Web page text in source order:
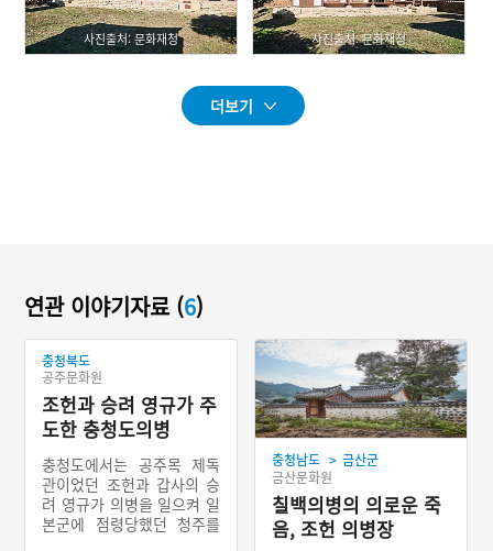
사진출처: 문화재청 사진출처: 문화재청
더보기
연관 이야기자료 (6)
충청북도
공주문화원
조헌과 승려 영규가 주
도한 충청도의병
충청도에서는 공주목 제독
관이었던 조헌과 갑사의 승
려 영규가 의병을 일으켜 일
본군에 점령당했던 청주를
충청남도 > 금산군
금산문화원
칠백의병의 의로운 죽
음, 조헌 의병장